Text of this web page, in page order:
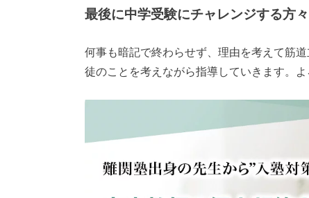
最後に中学受験にチャレンジする方
何事も暗記で終わらせず、理由を考えて筋
徒のことを考えながら指導していきます。よ